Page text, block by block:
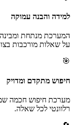
למידה והבנה עמוקה
המערכת מנתחת
על שאלות מורכבות
🎯
חיפוש מתקדם ומדויק
מערכת חיפוש חכמה
רלוונטי לכל שאלה.